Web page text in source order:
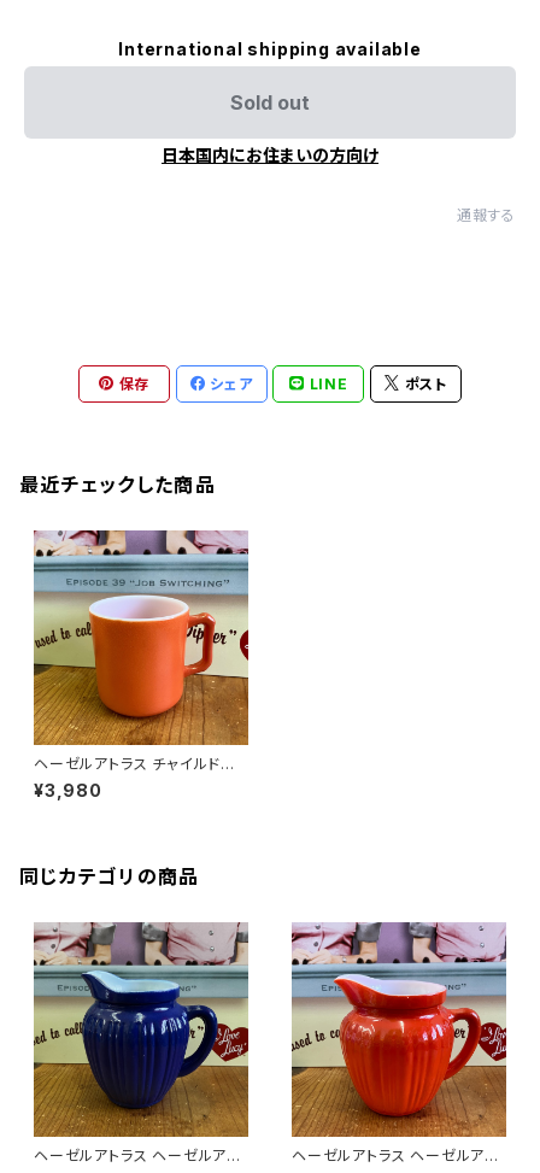
International shipping available
Sold out
日本国内にお住まいの方向け
通報する
保存 シェア LINE ポスト
最近チェックした商品
ヘーゼルアトラス チャイルドマ
グ（赤茶色）マグカップ 001
¥3,980
同じカテゴリの商品
ヘーゼルアトラス ヘーゼルアト
ヘーゼルアトラス ヘーゼルアト